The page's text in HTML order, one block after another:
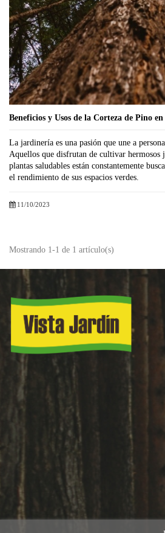
Beneficios y Usos de la Corteza de Pino
La jardinería es una pasión que une a
Aquellos que disfrutan de cultivar hermosos
plantas saludables están constantemente
el rendimiento de sus espacios verdes.
11/10/2023
Mostrando 1-1 de 1 artículo(s)